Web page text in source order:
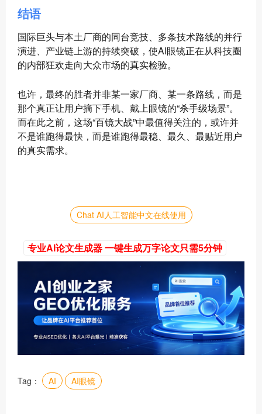
结语
国际巨头与本土厂商的同台竞技、多条技术路线的并行
演进、产业链上游的持续突破，使AI眼镜正在从科技圈
的内部狂欢走向大众市场的真实检验。
也许，最终的胜者并非某一家厂商、某一条路线，而是
那个真正让用户摘下手机、戴上眼镜的“杀手级场景”。
而在此之前，这场“百镜大战”中最值得关注的，或许并
不是谁跑得最快，而是谁跑得最稳、最久、最贴近用户
的真实需求。
Chat AI人工智能中文在线使用
专业AI论文生成器 一键生成万字论文只需5分钟
Tag： AI AI眼镜